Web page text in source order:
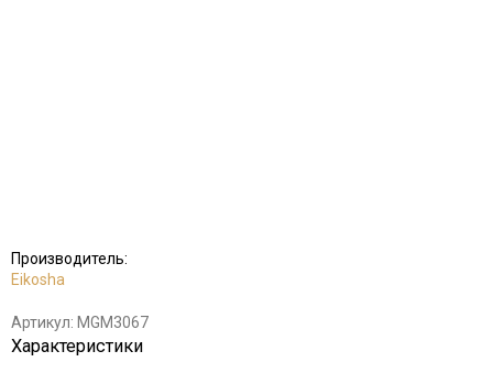
Производитель:
Eikosha
Артикул: MGM3067
Характеристики